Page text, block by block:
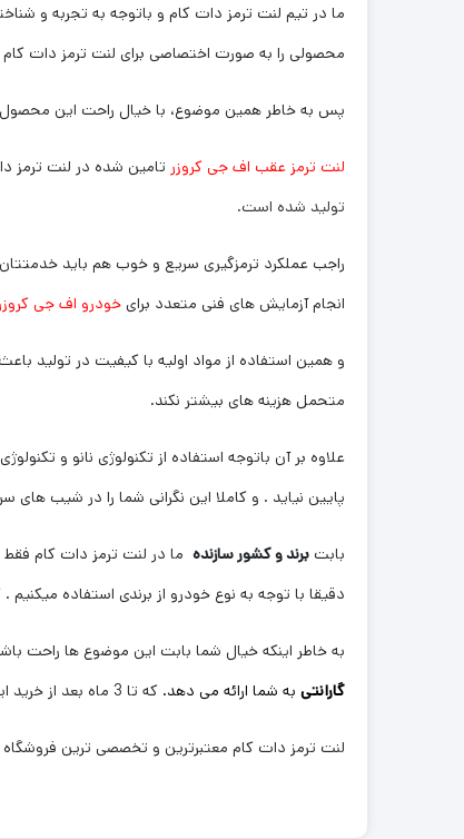
ما در تیم لنت ترمز دات کام و باتوجه به تجربه و
محصولی را به صورت اختصاصی برای لنت ترمز دات
پس به خاطر همین موضوع، با خیال راحت این محصول
لنت ترمز عقب اف جی کروزر تامین شده در لنت
تولید شده است.
راجب عملکرد ترمزگیری سریع و خوب هم باید خدمتتان
انجام آزمایش های فنی متعدد برای خودرو اف جی
و همین استفاده از مواد اولیه با کیفیت در تولید
متحمل هزینه های بیشتر نکند.
علاوه بر آن باتوجه استفاده از تکنولوژی نانو و
پایین نیاید . و کاملا این نگرانی شما را در شیب های
بابت برند و کشور سازنده ما در لنت ترمز دات کام
دقیقا با توجه به نوع خودرو از برندی استفاده
به خاطر اینکه خیال شما بابت این موضوع ها راحت
گارانتی به شما ارائه می دهد. که تا 3 ماه بعد از خرید این محصول در صورتی که هرگونه مشکلی از بابت آن وجود داشته باشد با خیال راحت بتوانید آن را پیگیری و مرجوع کنید.
لنت ترمز دات کام معتبرترین و تخصصی ترین فروشگاه